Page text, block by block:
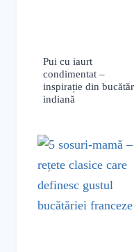
Pui cu iaurt
condimentat –
inspirație din
indiană